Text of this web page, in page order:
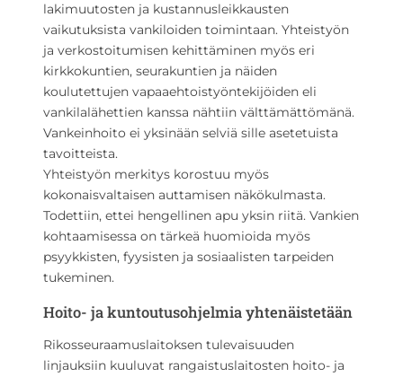
lakimuutosten ja kustannusleikkausten
vaikutuksista vankiloiden toimintaan. Yhteistyön
ja verkostoitumisen kehittäminen myös eri
kirkkokuntien, seurakuntien ja näiden
koulutettujen vapaaehtoistyöntekijöiden eli
vankilalähettien kanssa nähtiin välttämättömänä.
Vankeinhoito ei yksinään selviä sille asetetuista
tavoitteista.
Yhteistyön merkitys korostuu myös
kokonaisvaltaisen auttamisen näkökulmasta.
Todettiin, ettei hengellinen apu yksin riitä. Vankien
kohtaamisessa on tärkeä huomioida myös
psyykkisten, fyysisten ja sosiaalisten tarpeiden
tukeminen.
Hoito- ja kuntoutusohjelmia yhtenäistetään
Rikosseuraamuslaitoksen tulevaisuuden
linjauksiin kuuluvat rangaistuslaitosten hoito- ja